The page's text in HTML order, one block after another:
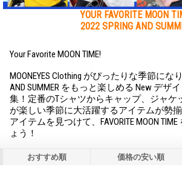
YOUR FAVORITE MOON
2022 SPRING AND
Your Favorite MOON TIME!
MOONEYES Clothing がぴったりな季節にな
AND SUMMER をもっと楽しめる New デザ
集！定番のTシャツからキャップ、ジャケ
が楽しい季節に大活躍するアイテムが勢
アイテムを見つけて、FAVORITE MOON
ょう！
おすすめ順 価格の安い順